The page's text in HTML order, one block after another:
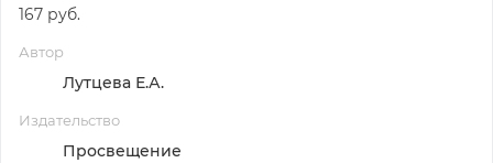
167 руб.
Автор
Лутцева Е.А.
Издательство
Просвещение